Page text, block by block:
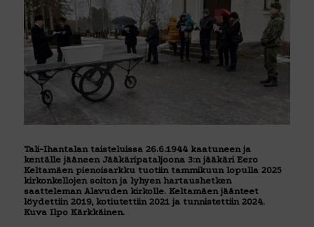
Tali-Ihantalan taisteluissa 26.6.1944 kaatuneen ja
kentälle jääneen Jääkäripataljoona 3:n jääkäri Eero
Keltamäen pienoisarkku tuotiin tammikuun lopulla 2025
kirkonkellojen soiton ja lyhyen hartaushetken
saatteleman Alavuden kirkolle. Keltamäen jäänteet
löydettiin 2019, kotiutettiin 2021 ja tunnistettiin 2024.
Kuva Ilpo Kärkkäinen.